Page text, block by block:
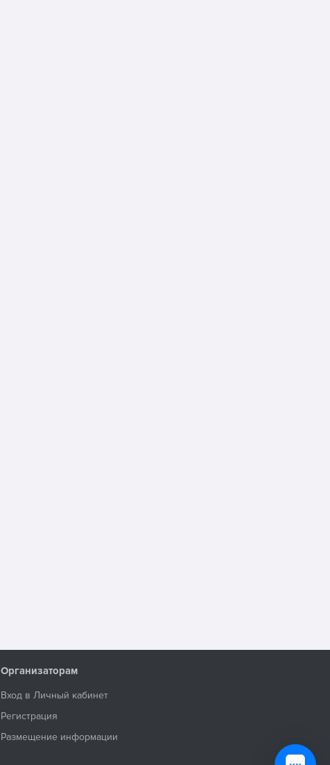
Организаторам
Вход в Личный кабинет
Регистрация
Размещение информации